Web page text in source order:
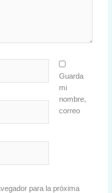
Guarda
mi
nombre,
correo
para la próxima